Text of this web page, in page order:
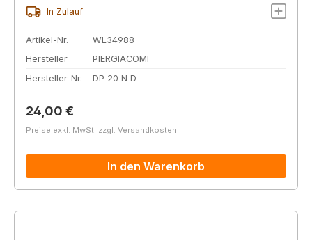
In Zulauf
Artikel-Nr.
WL34988
Hersteller
PIERGIACOMI
Hersteller-Nr.
DP 20 N D
Regulärer Preis:
24,00 €
Preise exkl. MwSt. zzgl. Versandkosten
In den Warenkorb